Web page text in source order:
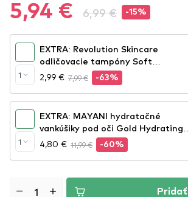
5,94 € 6,99 € -15%
1
EXTRA: Revolution Skincare
odličovacie tampóny Soft
Cleansing Sponges
2,99 € 7,99 € -63%
1
EXTRA: MAYANI hydratačné
vankúšiky pod oči Gold Hydrating
Eye Patches
4,80 € 11,99 € -60%
Pridať